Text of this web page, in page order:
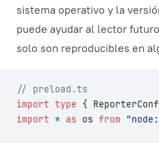
sistema operativo y la
puede ayudar al lector
solo son reproducibles en
// preload.ts
import type {
import * as os from